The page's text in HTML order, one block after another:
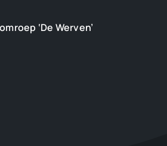
‘De Werven’